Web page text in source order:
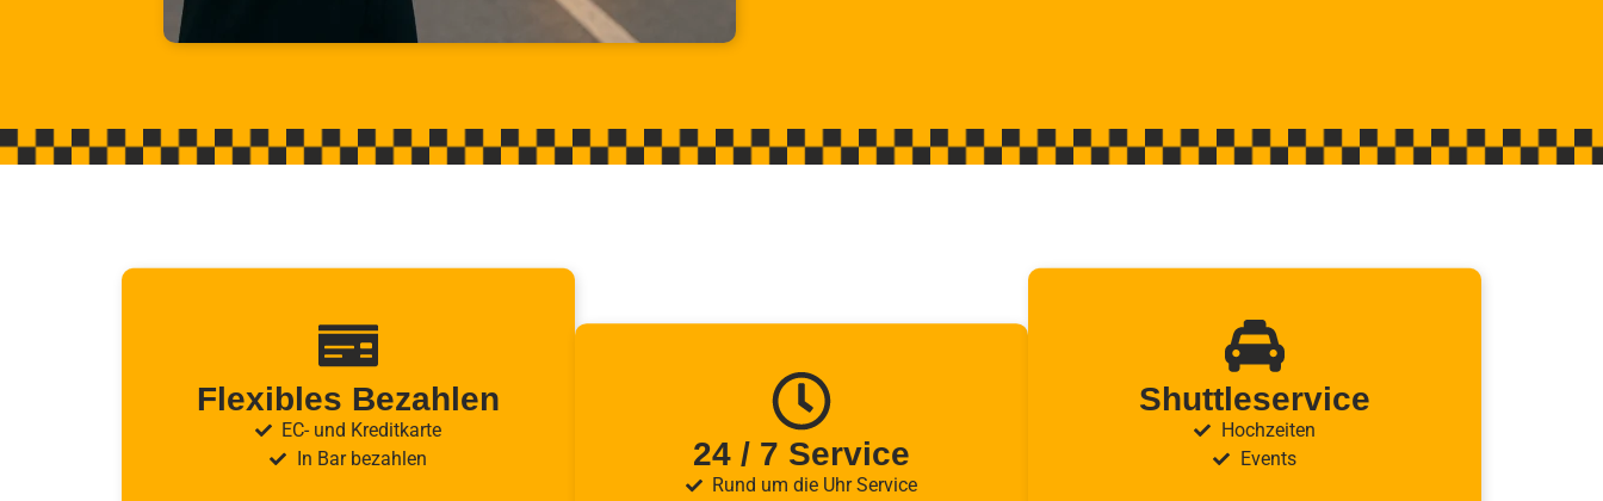
Flexibles Bezahlen
EC- und Kreditkarte
In Bar bezahlen
24 / 7 Service
Rund um die Uhr Service
Shuttle­service
Hochzeiten
Events